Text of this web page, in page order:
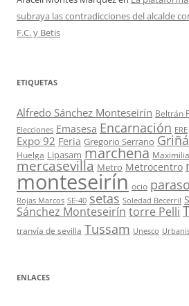
subraya las contradicciones del alcalde
F.C. y Betis
ETIQUETAS
Alfredo Sánchez Monteseirín Beltrán
Elecciones Emasesa Encarnación ERE
Expo 92 Feria Gregorio Serrano
Huelga Lipasam marchena
mercasevilla Metro Metrocentro
monteseirín ocio
Rojas Marcos SE-40 setas Soledad Becerril
Sánchez Monteseirín torre Pelli
tranvía de sevilla Tussam Unesco
ENLACES